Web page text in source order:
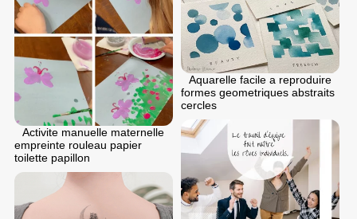
Activite manuelle maternelle
empreinte rouleau papier
toilette papillon
Aquarelle facile a reproduire
formes geometriques abstraits
cercles